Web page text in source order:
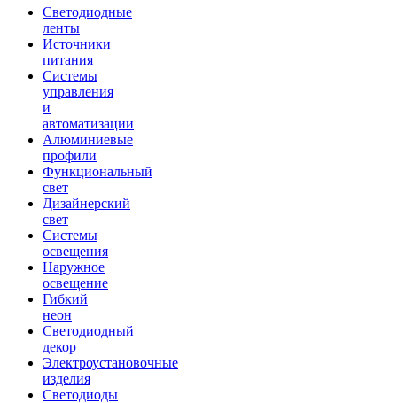
Светодиодные
ленты
Источники
питания
Системы
управления
и
автоматизации
Алюминиевые
профили
Функциональный
свет
Дизайнерский
свет
Системы
освещения
Наружное
освещение
Гибкий
неон
Светодиодный
декор
Электроустановочные
изделия
Светодиоды